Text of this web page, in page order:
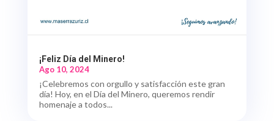
¡Feliz Día del Minero!
Ago 10, 2024
¡Celebremos con orgullo y satisfacción este gran
día! Hoy, en el Día del Minero, queremos rendir
homenaje a todos...